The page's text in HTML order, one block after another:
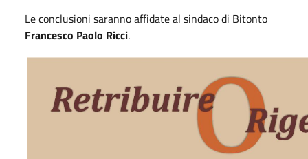
Le conclusioni saranno affidate al sindaco di Bitonto
Francesco Paolo Ricci.